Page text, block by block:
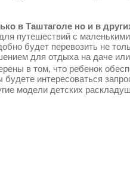
в Таштаголе но и в
путешествий с
будет перевозить не
для отдыха на даче
в том, что ребенок
интересоваться
модели детских